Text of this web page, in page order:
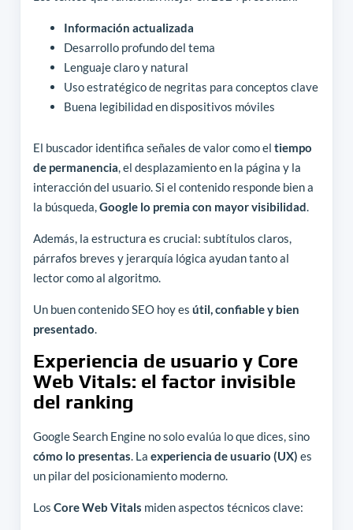
Información actualizada
Desarrollo profundo del tema
Lenguaje claro y natural
Uso estratégico de negritas para conceptos clave
Buena legibilidad en dispositivos móviles
El buscador identifica señales de valor como el tiempo
de permanencia, el desplazamiento en la página y la
interacción del usuario. Si el contenido responde bien a
la búsqueda,Google lo premia con mayor visibilidad.
Además, la estructura es crucial: subtítulos claros,
párrafos breves y jerarquía lógica ayudan tanto al
lector como al algoritmo.
Un buen contenido SEO hoy es útil, confiable y bien
presentado.
Experiencia de usuario y Core
Web Vitals: el factor invisible
del ranking
Google Search Engine no solo evalúa lo que dices, sino
cómo lo presentas. La experiencia de usuario (UX) es
un pilar del posicionamiento moderno.
Los Core Web Vitals miden aspectos técnicos clave: